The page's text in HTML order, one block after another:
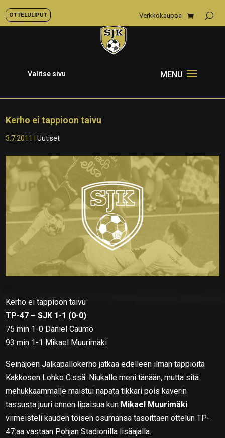
OTTELULIPUT Verkkokauppa
Valitse sivu
Kerho ei tappioon taivu
3.7.2011 |Uutiset
Kerho ei tappioon taivu
TP-47 – SJK 1-1 (0-0)
75 min 1-0 Daniel Caumo
93 min 1-1 Mikael Muurimäki
Seinäjoen Jalkapallokerho jatkaa edelleen ilman tappioita
Kakkosen Lohko C:ssä. Niukalle meni tänään, mutta sitä
mehukkaammalle maistui napata tikkari pois kaverin
tassusta juuri ennen lipaisua kun Mikael Muurimäki
viimeisteli kauden toisen osumansa tasoittaen ottelun TP-
47:aa vastaan Pohjan Stadionilla lisäajalla.